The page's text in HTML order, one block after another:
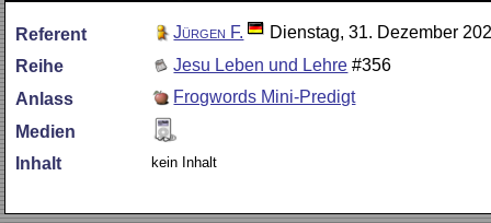
Referent Jürgen F.
Dienstag, 31. Dezember
Reihe
Jesu Leben und Lehre #356
Anlass
Frogwords Mini-Predigt
Medien
Inhalt
kein Inhalt